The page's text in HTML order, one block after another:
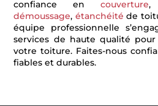
confiance en couverture
démoussage, étanchéité de
équipe professionnelle
services de haute qualité
votre toiture. Faites-nous
fiables et durables.